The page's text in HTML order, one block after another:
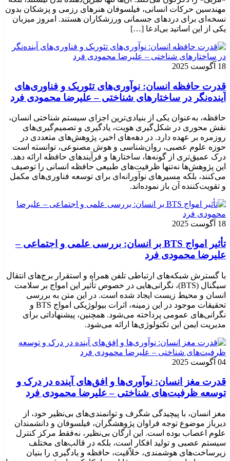
مهندسین حرکات انسانی، فیلسوفان هنرهای رزمی و پزشکان بدون
نسخه‌ای برای دردهای جسمانی ورزشکاران هستند. امروز میزبان
یکی از این اساتید بی‌ادعا […]
18 آگوست 2025
قدرت حافظه انسان: نوآوری‌های تئوریک و فناوری‌های
آینده‌نگر در ساختارهای شناختی – علیرضا محمودی فرد
حافظه، به‌عنوان یکی از بنیادی‌ترین اجزای سیستم شناختی انسان،
نقش محوری در شکل‌گیری هویت، یادگیری و تصمیم‌گیری‌های
روزمره بر عهده دارد. در دهه‌های اخیر، پژوهش‌های متعددی در
حوزه علوم عصبی، روان‌شناسی و هوش مصنوعی، توانسته‌ است
درک عمیق‌تری از گونه‌ها، ساختارها و فرآیندهای حافظه ارائه دهد.
این پژوهش‌ها نه‌تنها ظرفیت‌های طبیعی حافظه انسانی را توصیف
می‌کنند، بلکه مسیرهای نوآورانه‌ای برای توسعه فناوری‌های مکمل
و تقویت‌کننده آن باز نموده‌اند.
18 آگوست 2025
تأثیر امواج BTS بر انسان: بررسی علمی و اجتماعی –
علیرضا محمودی فرد
با گسترش شبکه‌های ارتباطی تلفن همراه و استقرار برج‌های انتقال
سیگنال (BTS)، نگرانی‌هایی در خصوص تأثیر این امواج بر سلامت
انسان و محیط زیست ایجاد شده است. در این متن به بررسی
تحقیقات موجود در این زمینه، اثرات بیولوژیکی امواج BTS و
نگرانی‌های عمومی پرداخته می‌شود. همچنین، پیشنهاداتی برای
مدیریت ایمن این تکنولوژی‌ها ارائه می‌شود.
04 آگوست 2025
قدرت مغز انسان: نوآوری‌ها و افق‌های آینده در درک و
توسعه ظرفیت‌های شناختی – علیرضا محمودی فرد
مغز انسان، با پیچیدگی شگرف و توانمندی‌های بی‌نظیر خود، از
دیرباز موضوع توجه فراوان پژوهشگران، فیلسوفان و دانشمندان
علوم اعصاب بوده است. این ارگان بی‌نظیر، نه‌فقط مرکز کنترل
سیستم عصبی و تولید افکار است، بلکه در قالب‌های مختلف
زیرساخت‌های هوشمندی، خلاّقیت، حافظه و یادگیری را بنیان